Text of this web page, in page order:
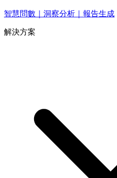
智慧問數｜洞察分析｜報告生成
解決方案